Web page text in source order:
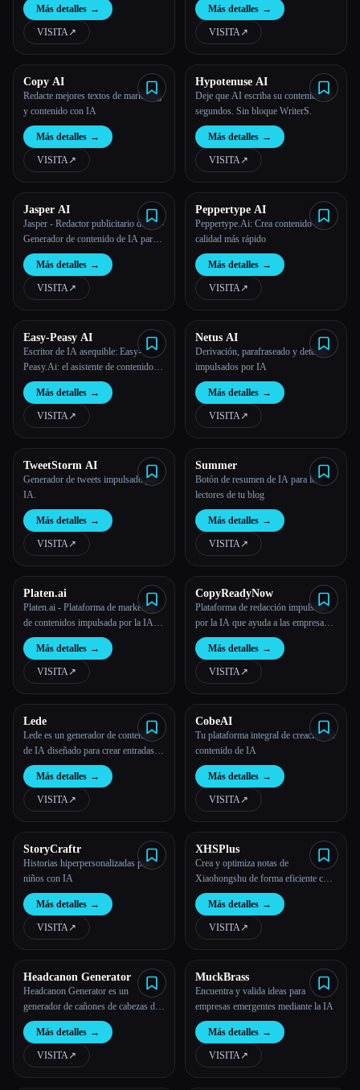
Más detalles →
VISITA↗︎
Más detalles →
VISITA↗︎
Copy AI
Redacte mejores textos de marketing
y contenido con IA
Más detalles →
VISITA↗︎
Hypotenuse AI
Deje que AI escriba su contenido en
segundos. Sin bloque WriterS.
Más detalles →
VISITA↗︎
Jasper AI
Jasper - Redactor publicitario de IA -
Generador de contenido de IA para
equipos
Más detalles →
VISITA↗︎
Peppertype AI
Peppertype.Ai: Crea contenido de
calidad más rápido
Más detalles →
VISITA↗︎
Easy-Peasy AI
Escritor de IA asequible: Easy-
Peasy.Ai: el asistente de contenido de
IA
Más detalles →
VISITA↗︎
Netus AI
Derivación, parafraseado y detector
impulsados por IA
Más detalles →
VISITA↗︎
TweetStorm AI
Generador de tweets impulsado por
IA.
Más detalles →
VISITA↗︎
Summer
Botón de resumen de IA para los
lectores de tu blog
Más detalles →
VISITA↗︎
Platen.ai
Platen.ai - Plataforma de marketing
de contenidos impulsada por la IA -
Aumentar el tráfico orgánico
Más detalles →
VISITA↗︎
CopyReadyNow
Plataforma de redacción impulsada
por la IA que ayuda a las empresas
de tecnología a crear contenido
preciso, sin la sensación de «escrito
por la IA».
Más detalles →
VISITA↗︎
Lede
Lede es un generador de contenido
de IA diseñado para crear entradas
de blog detalladas.
Más detalles →
VISITA↗︎
CobeAI
Tu plataforma integral de creación de
contenido de IA
Más detalles →
VISITA↗︎
StoryCraftr
Historias hiperpersonalizadas para
niños con IA
Más detalles →
VISITA↗︎
XHSPlus
Crea y optimiza notas de
Xiaohongshu de forma eficiente con
herramientas de inteligencia artificial.
Más detalles →
VISITA↗︎
Headcanon Generator
Headcanon Generator es un
generador de cañones de cabezas de
personajes. Se genera con una
interfaz de IA, que es única y
creativa
Más detalles →
VISITA↗︎
MuckBrass
Encuentra y valida ideas para
empresas emergentes mediante la IA
Más detalles →
VISITA↗︎